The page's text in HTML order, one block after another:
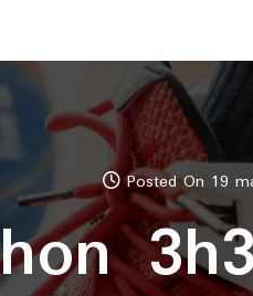
Posted On 19